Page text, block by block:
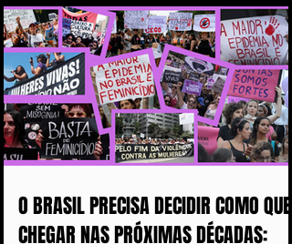
O BRASIL PRECISA DECIDIR COMO QUER
CHEGAR NAS PRÓXIMAS DÉCADAS: